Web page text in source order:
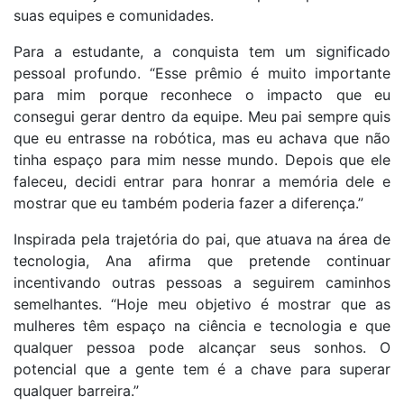
suas equipes e comunidades.
Para a estudante, a conquista tem um significado
pessoal profundo. “Esse prêmio é muito importante
para mim porque reconhece o impacto que eu
consegui gerar dentro da equipe. Meu pai sempre quis
que eu entrasse na robótica, mas eu achava que não
tinha espaço para mim nesse mundo. Depois que ele
faleceu, decidi entrar para honrar a memória dele e
mostrar que eu também poderia fazer a diferença.”
Inspirada pela trajetória do pai, que atuava na área de
tecnologia, Ana afirma que pretende continuar
incentivando outras pessoas a seguirem caminhos
semelhantes. “Hoje meu objetivo é mostrar que as
mulheres têm espaço na ciência e tecnologia e que
qualquer pessoa pode alcançar seus sonhos. O
potencial que a gente tem é a chave para superar
qualquer barreira.”